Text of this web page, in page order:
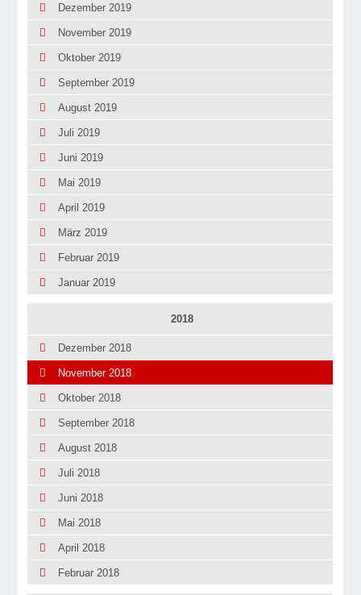
Dezember 2019
November 2019
Oktober 2019
September 2019
August 2019
Juli 2019
Juni 2019
Mai 2019
April 2019
März 2019
Februar 2019
Januar 2019
2018
Dezember 2018
November 2018
Oktober 2018
September 2018
August 2018
Juli 2018
Juni 2018
Mai 2018
April 2018
Februar 2018